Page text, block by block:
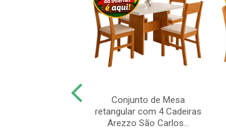
Conjunto de Mesa
retangular com 4 Cadeiras
Arezzo São Carlos...